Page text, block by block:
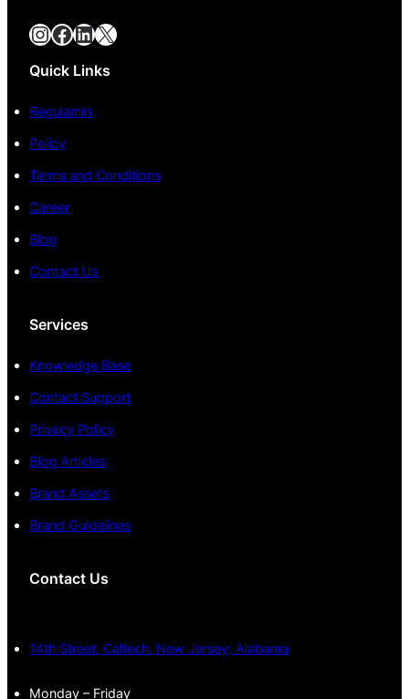
InstagramFacebook LinkedIn X
Quick Links
Regulamin
Policy
Terms and Conditions
Career
Blog
Contact Us
Services
Knowledge Base
Contact Support
Privacy Policy
Blog Articles
Brand Assets
Brand Guidelines
Contact Us
14th Street, Caltech, New Jersey, Alabama
Monday – Friday